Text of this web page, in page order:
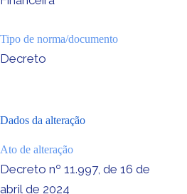
Tipo de norma/documento
Decreto
Dados da alteração
Ato de alteração
Decreto nº 11.997, de 16 de
abril de 2024